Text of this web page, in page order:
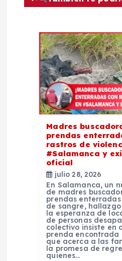
Madres
prendas
rastros de
#Salamanca y
oficial
julio 28, 2026
En Salamanca, un
de madres
prendas
de sangre,
la esperanza de
de personas
colectivo insiste en
prenda encontrada
que acerca a las
la promesa de
quienes…